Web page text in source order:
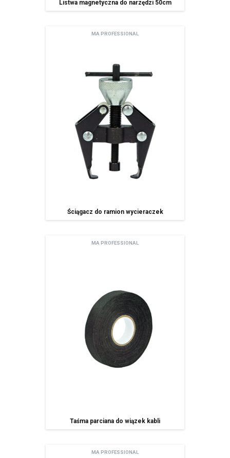
Listwa magnetyczna do narzędzi 50cm
MA PROFESSIONAL
Ściągacz do ramion wycieraczek
MA PROFESSIONAL
Taśma parciana do wiązek kabli
MA PROFESSIONAL
Zgodnie z art. 13 ogólnego rozporządzenia o ochronie danych osobowych z dnia 27
z siedzibą w Sosnowcu (41-200), ul Schonów 3, zwana dalej Spółką,
Odbiorcami Pani/Pana danych osobowych będą:
wyłącznie podmioty uprawnione do uzyskania danych osobowych
na podstawie przepisów prawa,
podmioty, którym Spóła powierzyła przetwarzanie danych
osobowych (Mailchimp)
spółki należące do grupy kapitałowej
Pani/Pana dane osobowe przechowywane będą do momentu
odwołania zgody na korzystanie z usługi newsletter,
Posiada Pan/i prawo dostępu do treści swoich danych oraz prawo ich
sprostowania, usunięcia, ograniczenia przetwarzania, prawo do
jej cofnięcie oraz posiada Pan/i prawo do przenoszenia danych,
ma Pani/Pan prawo wniesienia skargi do organu nadzorczego,
tym również w formie profilowania.